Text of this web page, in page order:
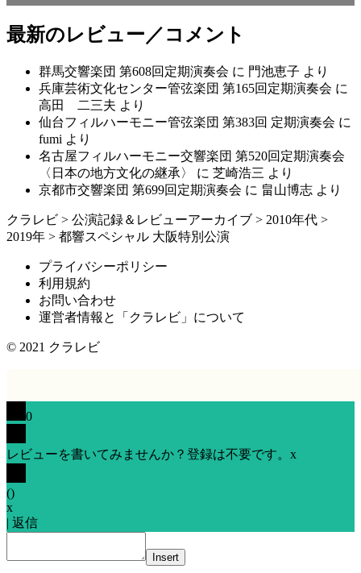
最新のレビュー／コメント
群馬交響楽団 第608回定期演奏会 に 門池恵子 より
兵庫芸術文化センター管弦楽団 第165回定期演奏会 に
高田 二三夫 より
仙台フィルハーモニー管弦楽団 第383回 定期演奏会 に
fumi より
名古屋フィルハーモニー交響楽団 第520回定期演奏会
〈日本の地方文化の継承〉
に 芝崎浩三 より
京都市交響楽団 第699回定期演奏会 に 畠山博志 より
クラレビ > 公演記録＆レビューアーカイブ > 2010年代 >
2019年 > 都響スペシャル 大阪特別公演
プライバシーポリシー
利用規約
お問い合わせ
運営者情報と「クラレビ」について
© 2021 クラレビ
0
レビューを書いてみませんか？登録は不要です。 x
()
x
| 返信
Insert